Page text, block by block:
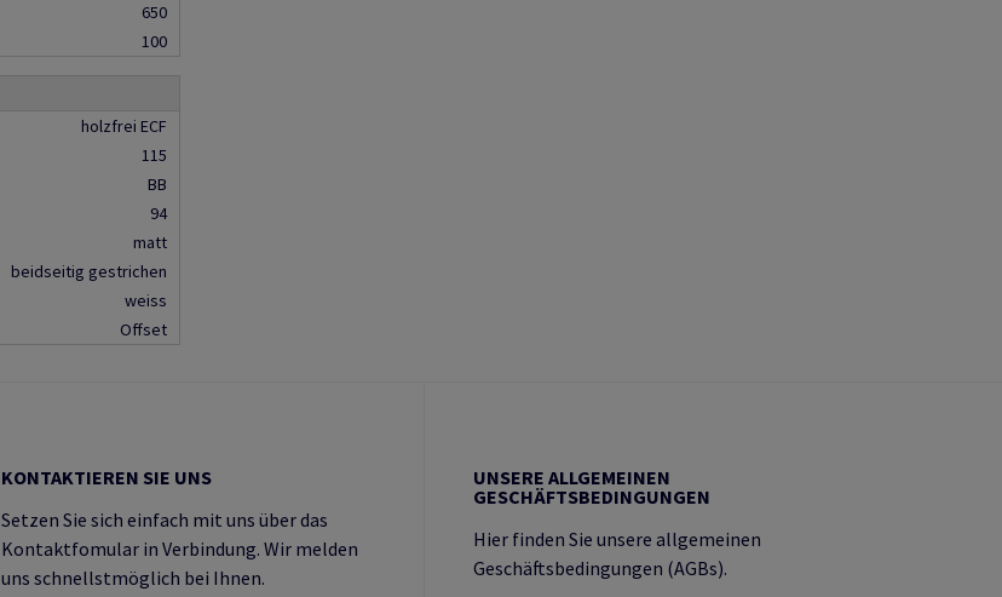
650
100
holzfrei ECF
115
BB
94
matt
beidseitig gestrichen
weiss
Offset
KONTAKTIEREN SIE UNS
Setzen Sie sich einfach mit uns über das
Kontaktfomular in Verbindung. Wir melden
uns schnellstmöglich bei Ihnen.
UNSERE ALLGEMEINEN
GESCHÄFTSBEDINGUNGEN
Hier finden Sie unsere allgemeinen
Geschäftsbedingungen (AGBs).